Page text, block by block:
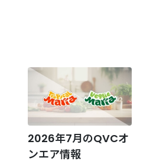
2026年7月のQVCオ
ンエア情報